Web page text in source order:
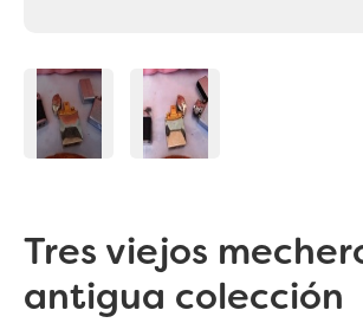
Tres viejos
antigua colección